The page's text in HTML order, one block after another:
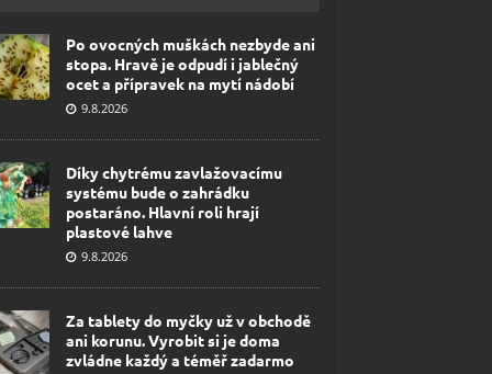
Po ovocných muškách nezbyde ani
stopa. Hravě je odpudí i jablečný
ocet a přípravek na mytí nádobí
9.8.2026
Díky chytrému zavlažovacímu
systému bude o zahrádku
postaráno. Hlavní roli hrají
plastové lahve
9.8.2026
Za tablety do myčky už v obchodě
ani korunu. Vyrobit si je doma
zvládne každý a téměř zadarmo